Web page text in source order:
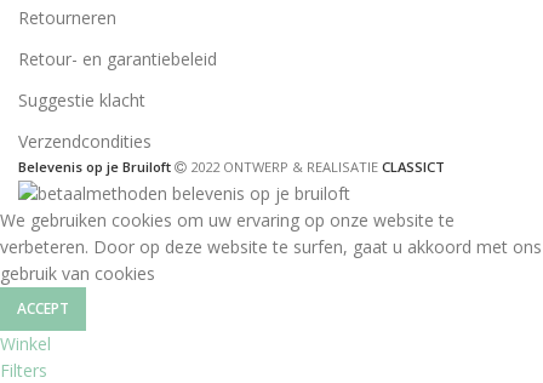
Retourneren
Retour- en garantiebeleid
Suggestie klacht
Verzendcondities
Belevenis op je Bruiloft 2022 ONTWERP & REALISATIE CLASSICT
We gebruiken cookies om uw ervaring op onze website te
verbeteren. Door op deze website te surfen, gaat u akkoord met ons
gebruik van cookies
ACCEPT
Winkel
Filters